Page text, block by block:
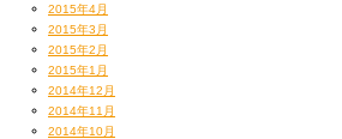
2015年4月
2015年3月
2015年2月
2015年1月
2014年12月
2014年11月
2014年10月